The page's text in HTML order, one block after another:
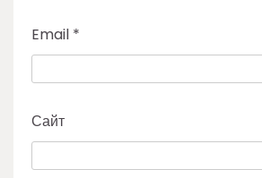
Email *
Сайт